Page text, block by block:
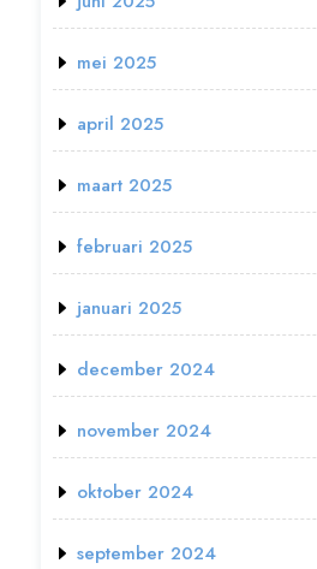
mei 2025
april 2025
maart 2025
februari 2025
januari 2025
december 2024
november 2024
oktober 2024
september 2024